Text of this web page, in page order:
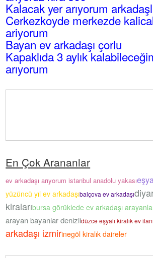
Kalacak yer arıyorum
Cerkezkoyde merkezde
ariyorum
Bayan ev arkadaşı çorlu
Kapaklıda 3 aylık
arıyorum
En Çok Arananlar
ev arkadaşı arıyorum istanbul anadolu yakası
yüzüncü yıl ev arkadaşıbalçova ev arkadaşı
kiralarıbursa görüklede ev arkadaşı
arayan bayanlar denizlidüzce eşyalı kiralık ev
arkadaşı izmirinegöl kiralık daireler